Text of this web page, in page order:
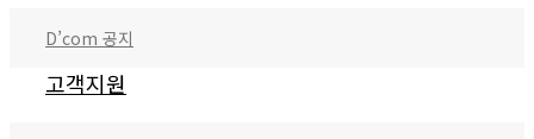
D’com 공지
고객지원